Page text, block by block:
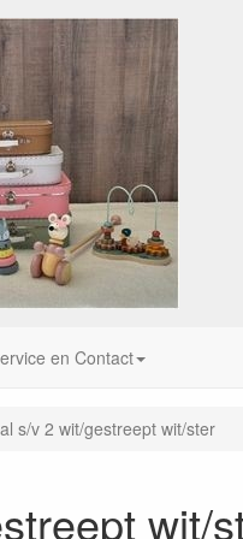
en Contact
s/v 2 wit/gestreept wit/ster
wit/